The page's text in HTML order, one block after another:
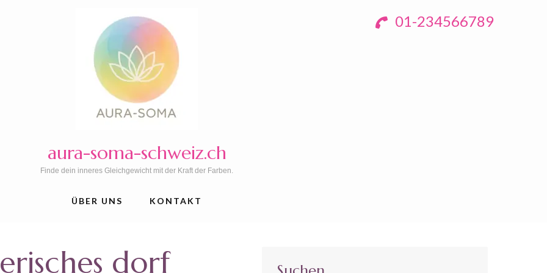
01-234566789
aura-soma-schweiz.ch
Finde dein inneres Gleichgewicht mit der Kraft der Farben.
ÜBER UNS KONTAKT
dorf